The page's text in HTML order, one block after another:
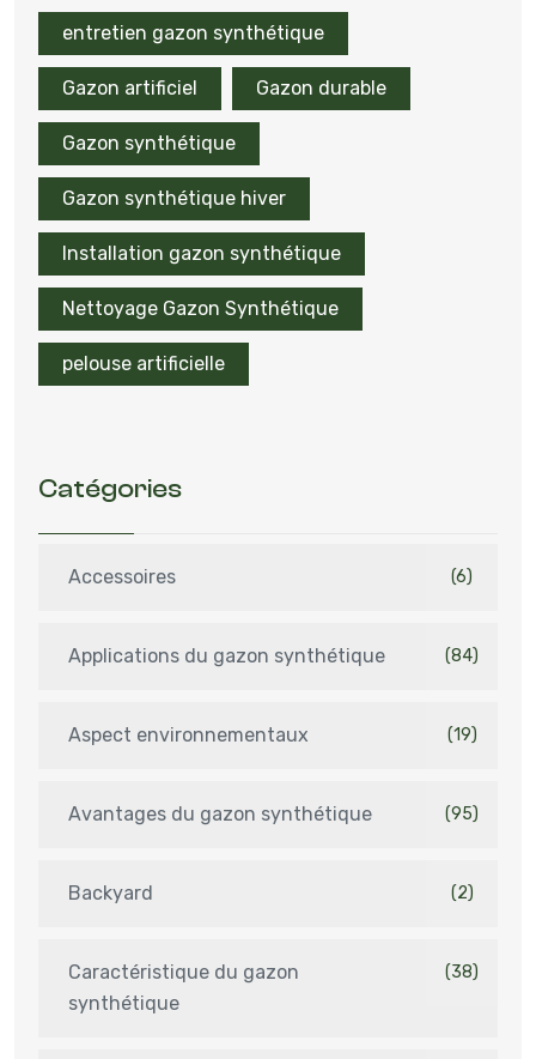
entretien gazon synthétique
Gazon artificiel Gazon durable
Gazon synthétique
Gazon synthétique hiver
Installation gazon synthétique
Nettoyage Gazon Synthétique
pelouse artificielle
Catégories
Accessoires (6)
Applications du gazon synthétique (84)
Aspect environnementaux (19)
Avantages du gazon synthétique (95)
Backyard (2)
Caractéristique du gazon
synthétique
(38)